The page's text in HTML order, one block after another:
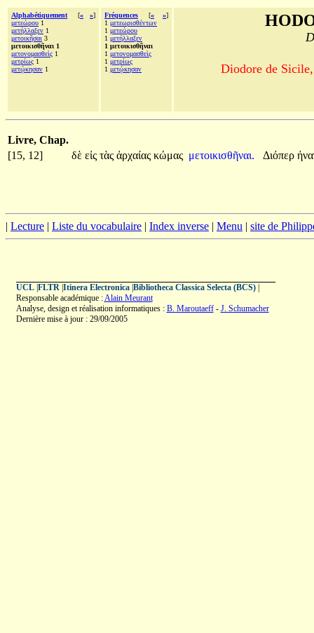
Alphabétiquement [« »]
μετεώρου 1
μετήλλαξεν 1
μετοικῆσαι 3
μετοικισθῆναι 1
μετονομασθεὶς 1
μετρίως 1
μετῴκησαν 1
Fréquences [« »]
1 μετεωρισθέντων
1 μετεώρου
1 μετήλλαξεν
1 μετοικισθῆναι
1 μετονομασθεὶς
1 μετρίως
1 μετῴκησαν Diodore de
Livre, Chap.
[15, 12]
δὲ εἰς τὰς ἀρχαίας κώμας μετοικισθῆναι. Διόπερ
| Lecture | Liste du vocabulaire | Index inverse | Menu | site de
UCL| FLTR| Itinera Electronica| Bibliotheca Classica Selecta (BCS)|
Responsable académique :Alain Meurant
Analyse, design et réalisation informatiques : B. Maroutaeff- J. Schumacher
Dernière mise à jour : 29/09/2005